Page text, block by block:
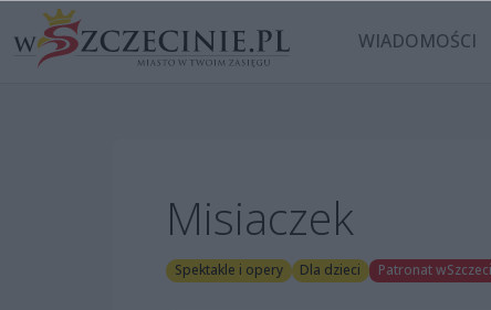
WIADOMOŚCI
Misiaczek
Spektakle i opery Dla dzieci Patronat